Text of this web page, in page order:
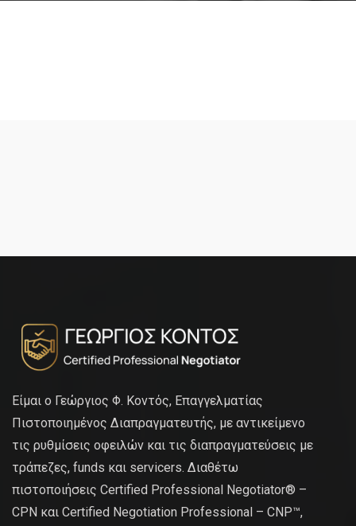
Είμαι ο Γεώργιος Φ. Κοντός, Επαγγελματίας
Πιστοποιημένος Διαπραγματευτής, με αντικείμενο
τις ρυθμίσεις οφειλών και τις διαπραγματεύσεις με
τράπεζες, funds και servicers. Διαθέτω
πιστοποιήσεις Certified Professional Negotiator® –
CPN και Certified Negotiation Professional – CNP™,